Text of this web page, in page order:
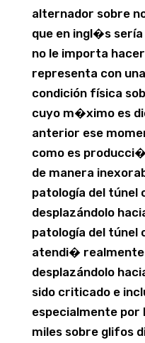
alternador sobre
que en ingl�s serí­a
no le importa
representa con
condición física
cuyo m�ximo es
anterior ese
como es
de manera
patologí­a del
desplazándolo
patologí­a del túnel
atendi� realmente
desplazándolo
sido criticado e
especialmente por
miles sobre glifos